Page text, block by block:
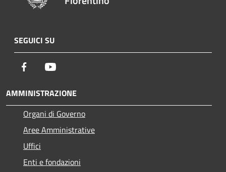
SEGUICI SU
Facebook
AMMINISTRAZIONE
Organi di Governo
Aree Amministrative
Uffici
Enti e fondazioni